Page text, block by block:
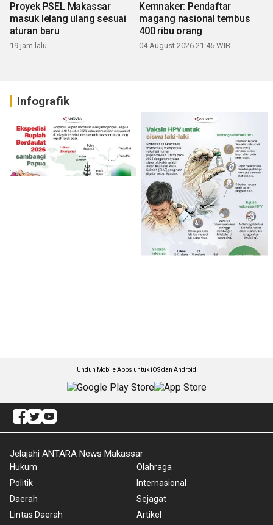
Proyek PSEL Makassar
masuk lelang ulang sesuai
aturan baru
19 jam lalu
Kemnaker: Pendaftar
magang nasional tembus
400 ribu orang
04 August 2026 21:45 WIB
Infografik
Unduh Mobile Apps untuk iOS dan Android
Jelajahi ANTARA News Makassar
Hukum
Politik
Daerah
Lintas Daerah
Olahraga
Internasional
Sejagat
Artikel